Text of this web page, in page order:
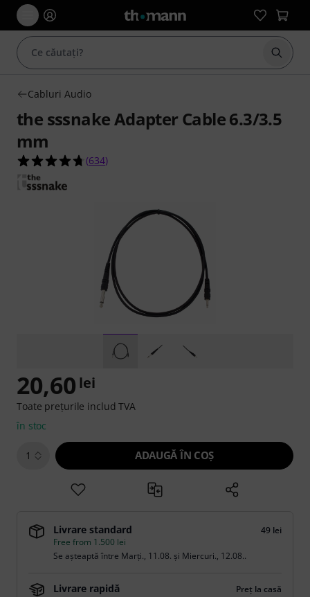
Cabluri Audio
the sssnake Adapter Cable 6.3/3.5
mm
4.7 din 5 stele din 634 evaluări ale clienților
(634)
20,60 lei
Toate prețurile includ TVA
în stoc
1 ADAUGĂ ÎN COŞ
Livrare standard
49 lei
Free from 1.500 lei
Se așteaptă între Marți., 11.08. și Miercuri., 12.08..
Livrare rapidă
Preț la casă